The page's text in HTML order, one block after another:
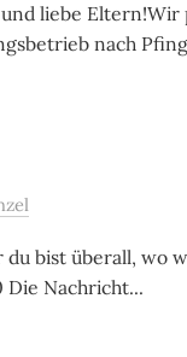
liebe
nach
bist überall, wo
Die Nachricht...